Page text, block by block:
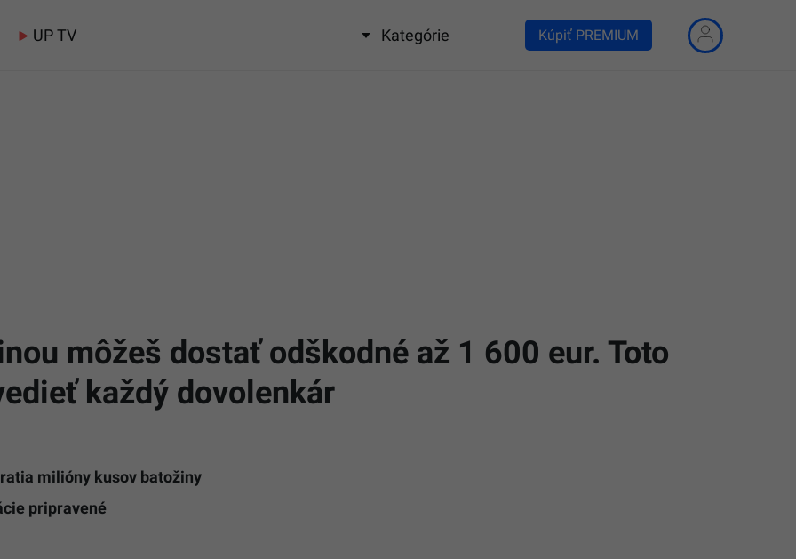
UP TV Kategórie Kúpiť PREMIUM
môžeš dostať odškodné až 1 600 eur. Toto
každý dovolenkár
milióny kusov batožiny
pripravené